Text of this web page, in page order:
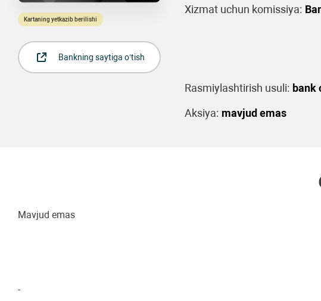
Kartaning yetkazib berilishi
Bankning saytiga o‘tish
Xizmat uchun komissiya:
Rasmiylashtirish usuli: bank
Aksiya: mavjud emas
Mavjud emas
-